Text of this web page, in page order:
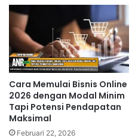
Cara Memulai Bisnis Online
2026 dengan Modal Minim
Tapi Potensi Pendapatan
Maksimal
Februari 22, 2026